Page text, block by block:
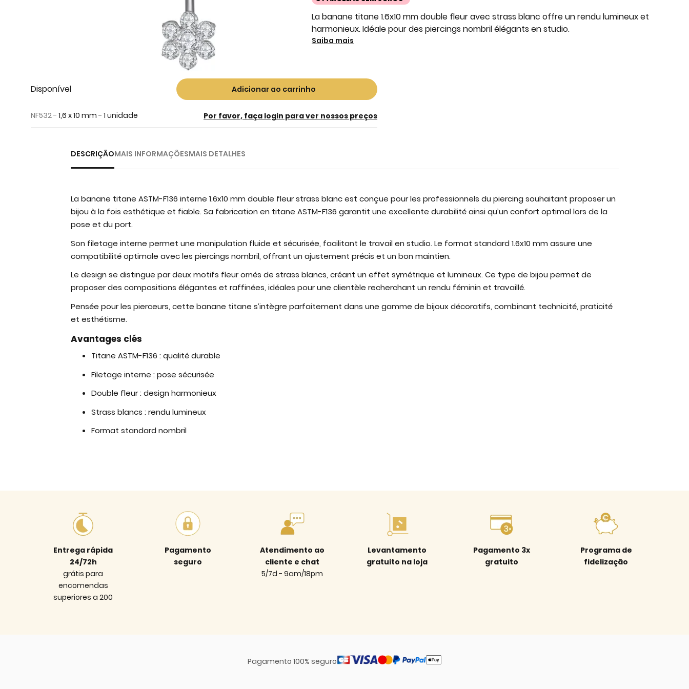
La banane titane 1.6x10 mm double fleur avec strass blanc offre un rendu lumineux et
harmonieux. Idéale pour des piercings nombril élégants en studio.
Saiba mais
Skip
to
beginning
Disponível Adicionar ao carrinho
NF532 - 1,6 x 10 mm - 1 unidade Por favor, faça login para ver nossos preços
DESCRIÇÃOMAIS INFORMAÇÕESMAIS DETALHES
La banane titane ASTM-F136 interne 1.6x10 mm double fleur strass blanc est conçue pour les professionnels du piercing souhaitant proposer un
bijou à la fois esthétique et fiable. Sa fabrication en titane ASTM-F136 garantit une excellente durabilité ainsi qu’un confort optimal lors de la
pose et du port.
Son filetage interne permet une manipulation fluide et sécurisée, facilitant le travail en studio. Le format standard 1.6x10 mm assure une
compatibilité optimale avec les piercings nombril, offrant un ajustement précis et un bon maintien.
Le design se distingue par deux motifs fleur ornés de strass blancs, créant un effet symétrique et lumineux. Ce type de bijou permet de
proposer des compositions élégantes et raffinées, idéales pour une clientèle recherchant un rendu féminin et travaillé.
Pensée pour les pierceurs, cette banane titane s’intègre parfaitement dans une gamme de bijoux décoratifs, combinant technicité, praticité
et esthétisme.
Avantages clés
Titane ASTM-F136 : qualité durable
Filetage interne : pose sécurisée
Double fleur : design harmonieux
Strass blancs : rendu lumineux
Format standard nombril
Entrega rápida
24/72h
grátis para
encomendas
superiores a 200
Pagamento
seguro
Atendimento ao
cliente e chat
5/7d - 9am/18pm
Levantamento
gratuito na loja
Pagamento 3x
gratuito
Programa de
fidelização
Pagamento 100% seguro